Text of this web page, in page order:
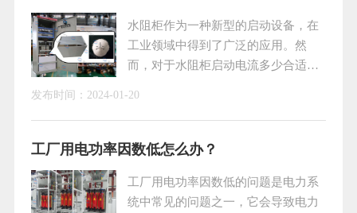
水阻柜作为一种新型的启动设备，在
工业领域中得到了广泛的应用。然
而，对于水阻柜启动电流多少合适的
以便更好地了解和掌握水阻柜的启动
特性。一、水阻柜的工作原理水阻柜
路，并利用电机启动时产生的阻尼作
用来实现电机的软启动。具体来说，
发布时间： 2024-01-20
工厂用电功率因数低怎么办？
工厂用电功率因数低的问题是电力系
统中常见的问题之一，它会导致电力